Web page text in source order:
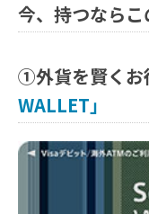
今、持つなら
①外貨を賢くお
WALLET」